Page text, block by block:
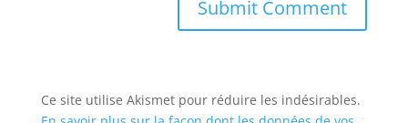
Ce site utilise Akismet pour réduire les indésirables.